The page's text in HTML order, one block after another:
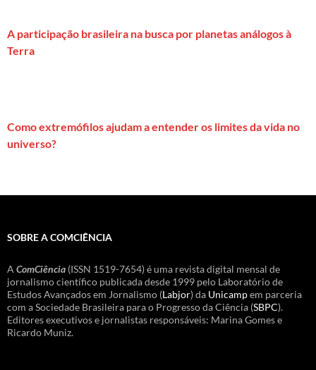
A participação brasileira na busca por planetas análogos à
Terra
Como extremófilos ajudam a entender os limites da vida no
universo?
SOBRE A COMCIÊNCIA
A ComCiência (ISSN 1519-7654) é uma revista digital mensal de
jornalismo científico publicada desde 1999 pelo Laboratório de
Estudos Avançados em Jornalismo (Labjor) da Unicampem parceria
com a Sociedade Brasileira para o Progresso da Ciência (SBPC).
Editores executivos e jornalistas responsáveis: Marina Gomes e
Ricardo Muniz.